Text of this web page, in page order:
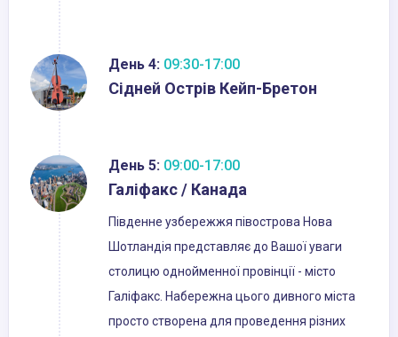
День 4: 09:30-17:00
Сідней Острів Кейп-Бретон
День 5: 09:00-17:00
Галіфакс / Канада
Південне узбережжя півострова Нова
Шотландія представляє до Вашої уваги
столицю однойменної провінції - місто
Галіфакс. Набережна цього дивного міста
просто створена для проведення різних